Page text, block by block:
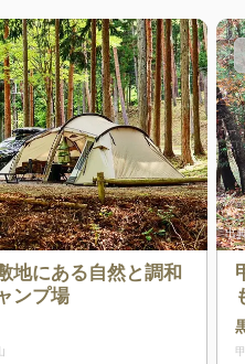
地にある自然と調和
ンプ場
出